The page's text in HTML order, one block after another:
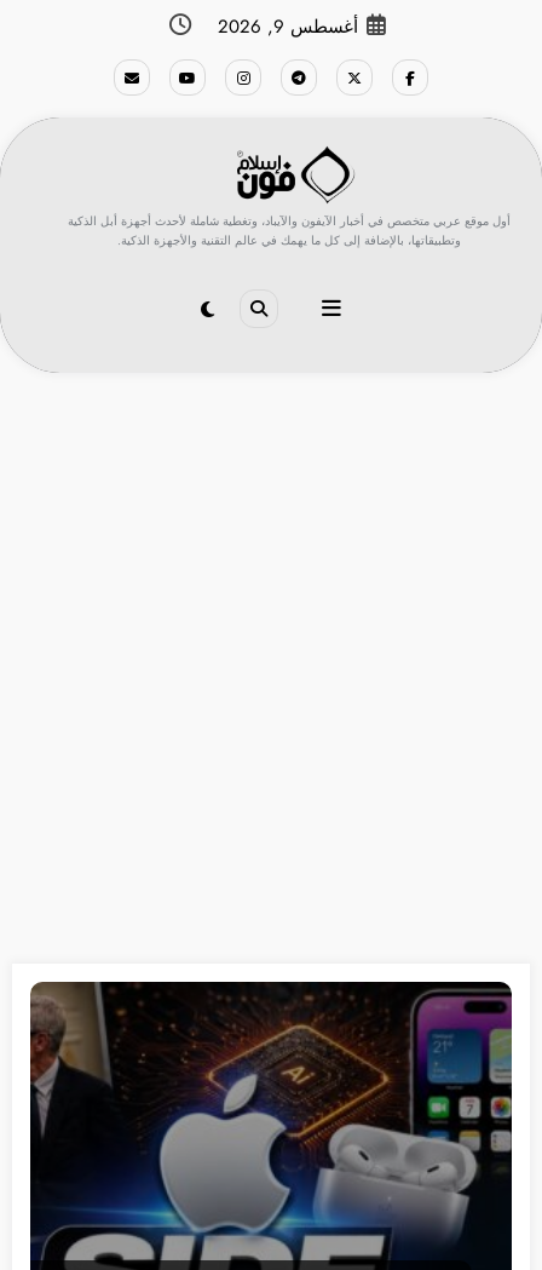
أغسطس 9, 2026
أول موقع عربي متخصص في أخبار الآيفون والآيباد، وتغطية شاملة لأحدث أجهزة أبل الذكية
وتطبيقاتها، بالإضافة إلى كل ما يهمك في عالم التقنية والأجهزة الذكية.